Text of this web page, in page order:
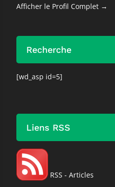
Afficher le Profil Complet →
Recherche
[wd_asp id=5]
Liens RSS
RSS - Articles